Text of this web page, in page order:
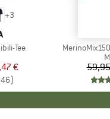
+3
Tee
Preis
€
46)
Artikel